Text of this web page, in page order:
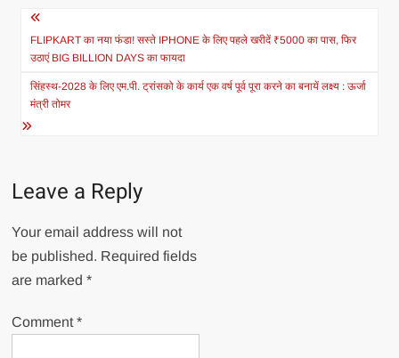
Post
navigation
FLIPKART का नया फंडा! सस्ते IPHONE के लिए पहले खरीदें ₹5000 का पास, फिर
उठाएं BIG BILLION DAYS का फायदा
सिंहस्थ-2028 के लिए एम.पी. ट्रांसको के कार्य एक वर्ष पूर्व पूरा करने का बनायें लक्ष्य : ऊर्जा
मंत्री तोमर
Leave a Reply
Your email address will not
be published. Required fields
are marked*
Comment*